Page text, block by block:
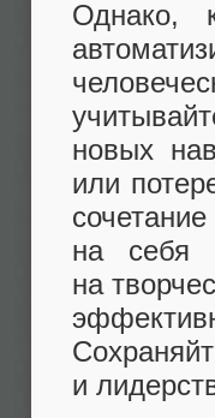
Однако,
новых
или
на себя
на
и